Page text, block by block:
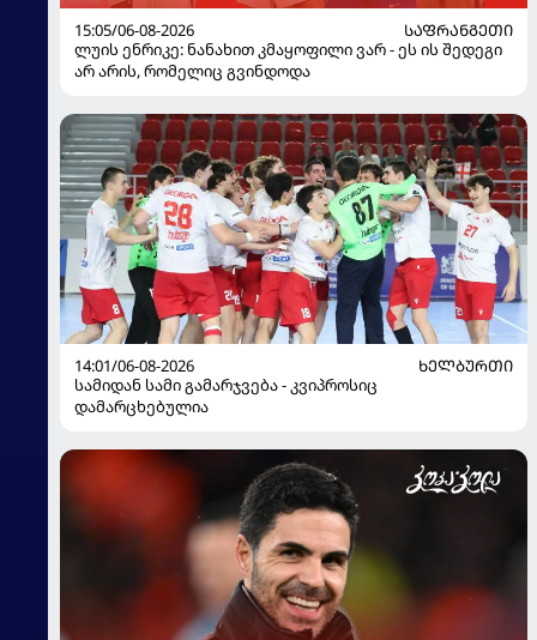
15:05/06-08-2026
ᲡᲐᲤᲠᲐᲜᲒᲔᲗᲘ
ლუის ენრიკე: ნანახით კმაყოფილი ვარ - ეს ის შედეგი
არ არის, რომელიც გვინდოდა
14:01/06-08-2026
ᲮᲔᲚᲑᲣᲠᲗᲘ
სამიდან სამი გამარჯვება - კვიპროსიც
დამარცხებულია